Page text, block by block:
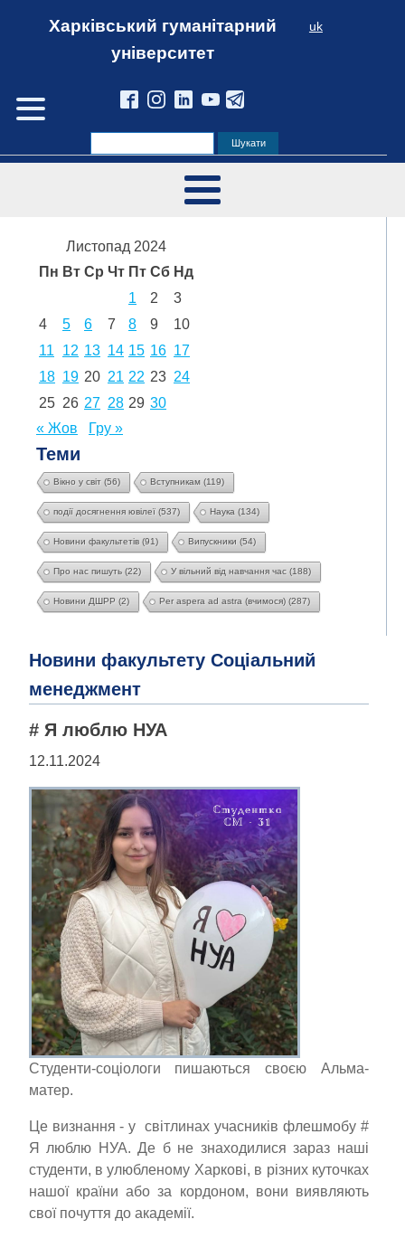
Харківський гуманітарний
університет
uk
Листопад 2024
Пн Вт Ср Чт Пт Сб Нд
1
2
3
4
5 6 7 8 9
10
11
12 13 14 15 16 17
18 19 20 21 22 23 24
25 26 27 28 29 30
« Жов
Гру »
Теми
Вікно у світ (56) Вступникам (119)
події досягнення ювілеї (537) Наука (134)
Новини факультетів (91) Випускники (54)
Про нас пишуть (22) У вільний від навчання час (188)
Новини ДШРР (2) Per aspera ad astra (вчимося) (287)
Новини факультету Соціальний
менеджмент
# Я люблю НУА
12.11.2024
Студенти-соціологи пишаються своєю Альма-
матер.
Це визнання - у світлинах учасників флешмобу #
Я люблю НУА. Де б не знаходилися зараз наші
студенти, в улюбленому Харкові, в різних куточках
нашої країни або за кордоном, вони виявляють
свої почуття до академії.